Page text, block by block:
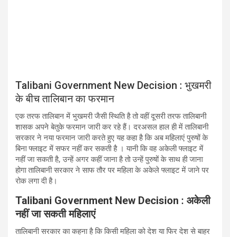
Talibani Government New Decision : भुखमरी
के बीच तालिबान का फरमान
एक तरफ तालिबान में भुखमरी जैसी स्थिति है तो वहीं दूसरी तरफ तालिबानी
शासक अपने बेतुके फरमान जारी कर रहे हैं। दरअसल हाल ही में तालिबानी
सरकार ने नया फरमान जारी करते हुए यह कहा है कि अब महिलाएं पुरुषों के
बिना फ्लाइट में सफर नहीं कर सकती है । यानी कि वह अकेली फ्लाइट में
नहीं जा सकती है, उन्हें अगर कहीं जाना है तो उन्हें पुरुषों के साथ ही जाना
होगा तालिबानी सरकार ने साफ तौर पर महिला के अकेले फ्लाइट में जाने पर
रोक लगा दी है।
Talibani Government New Decision : अकेली
नहीं जा सकती महिलाएं
तालिबानी सरकार का कहना है कि किसी महिला को देश या फिर देश से बाहर